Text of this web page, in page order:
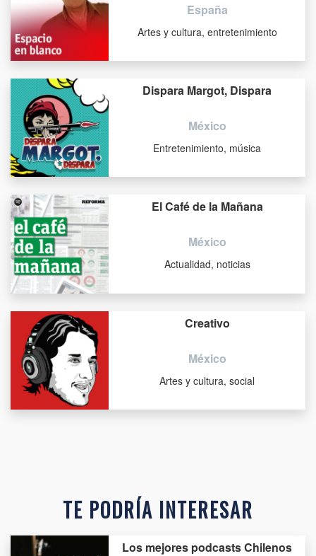
España
Artes y cultura, entretenimiento
Dispara Margot, Dispara
México
Entretenimiento, música
El Café de la Mañana
México
Actualidad, noticias
Creativo
México
Artes y cultura, social
TE PODRÍA INTERESAR
Los mejores podcasts Chilenos